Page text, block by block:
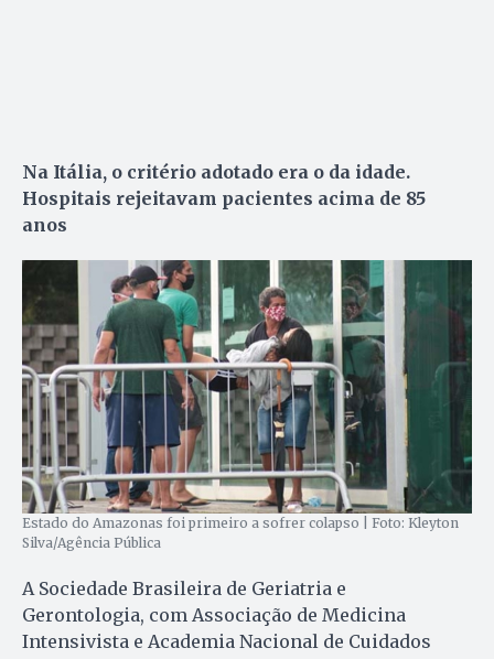
Na Itália, o critério adotado era o da idade.
Hospitais rejeitavam pacientes acima de 85
anos
Estado do Amazonas foi primeiro a sofrer colapso | Foto: Kleyton
Silva/Agência Pública
A Sociedade Brasileira de Geriatria e
Gerontologia, com Associação de Medicina
Intensivista e Academia Nacional de Cuidados